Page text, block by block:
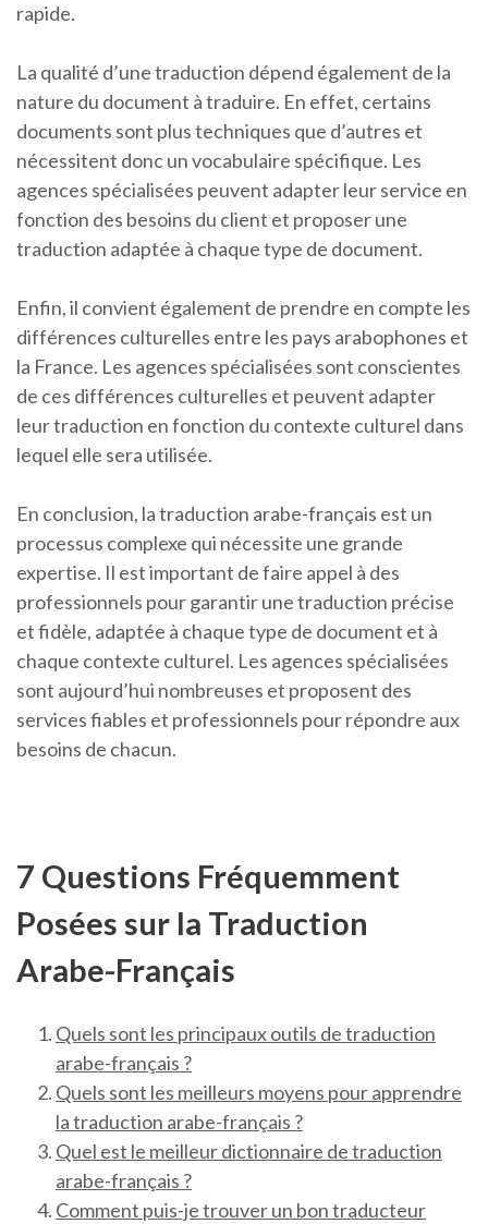
rapide.
La qualité d’une traduction dépend également de la
nature du document à traduire. En effet, certains
documents sont plus techniques que d’autres et
nécessitent donc un vocabulaire spécifique. Les
agences spécialisées peuvent adapter leur service en
fonction des besoins du client et proposer une
traduction adaptée à chaque type de document.
Enfin, il convient également de prendre en compte les
différences culturelles entre les pays arabophones et
la France. Les agences spécialisées sont conscientes
de ces différences culturelles et peuvent adapter
leur traduction en fonction du contexte culturel dans
lequel elle sera utilisée.
En conclusion, la traduction arabe-français est un
processus complexe qui nécessite une grande
expertise. Il est important de faire appel à des
professionnels pour garantir une traduction précise
et fidèle, adaptée à chaque type de document et à
chaque contexte culturel. Les agences spécialisées
sont aujourd’hui nombreuses et proposent des
services fiables et professionnels pour répondre aux
besoins de chacun.
7 Questions Fréquemment
Posées sur la Traduction
Arabe-Français
Quels sont les principaux outils de traduction
arabe-français ?
Quels sont les meilleurs moyens pour apprendre
la traduction arabe-français ?
Quel est le meilleur dictionnaire de traduction
arabe-français ?
Comment puis-je trouver un bon traducteur